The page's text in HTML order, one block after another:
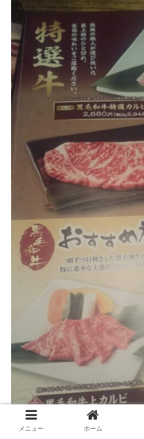
メニュー ホーム